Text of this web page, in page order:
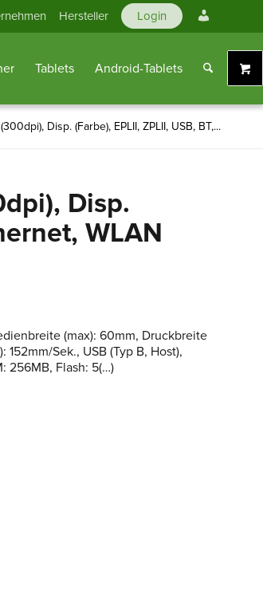
Hersteller Login
Konto
Tablets Android-Tablets
Disp. (Farbe), EPLII, ZPLII, USB, BT,...
Disp.
WLAN
(max): 60mm, Druckbreite
Sek., USB (Typ B, Host),
256MB, Flash: 5(…)